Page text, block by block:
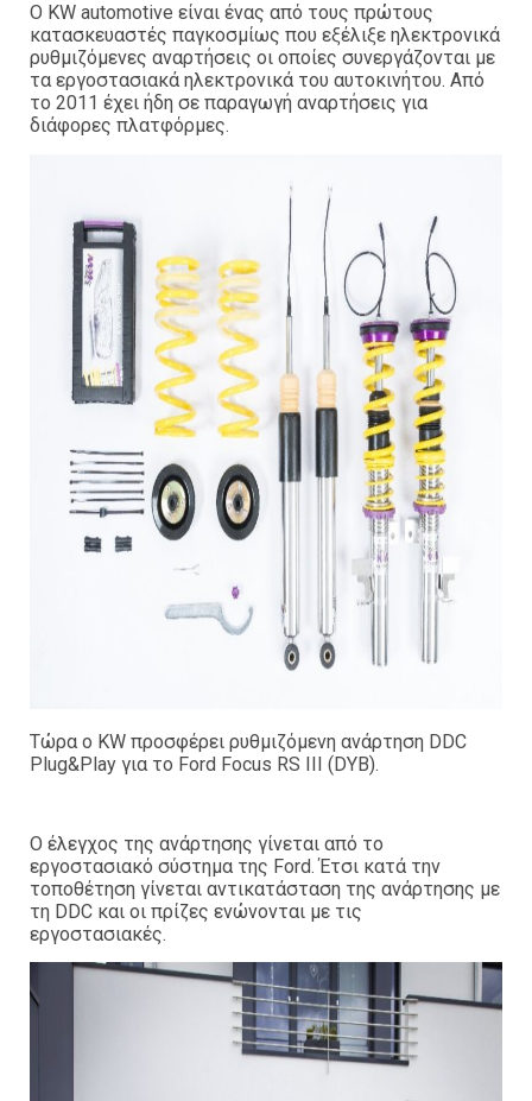
Ο KW automotive είναι ένας από τους πρώτους
κατασκευαστές παγκοσμίως που εξέλιξε ηλεκτρονικά
ρυθμιζόμενες αναρτήσεις οι οποίες συνεργάζονται με
τα εργοστασιακά ηλεκτρονικά του αυτοκινήτου. Από
το 2011 έχει ήδη σε παραγωγή αναρτήσεις για
διάφορες πλατφόρμες.
Τώρα ο KW προσφέρει ρυθμιζόμενη ανάρτηση DDC
Plug&Play για το Ford Focus RS III (DYB).
Ο έλεγχος της ανάρτησης γίνεται από το
εργοστασιακό σύστημα της Ford. Έτσι κατά την
τοποθέτηση γίνεται αντικατάσταση της ανάρτησης με
τη DDC και οι πρίζες ενώνονται με τις
εργοστασιακές.